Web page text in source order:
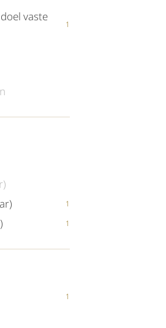
vaste
1
1
1
1